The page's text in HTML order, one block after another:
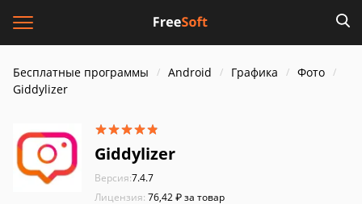
Бесплатные программы Android Графика
Фото
Giddylizer
Giddylizer
Версия:7.4.7
Лицензия: 76,42 ₽ за товар